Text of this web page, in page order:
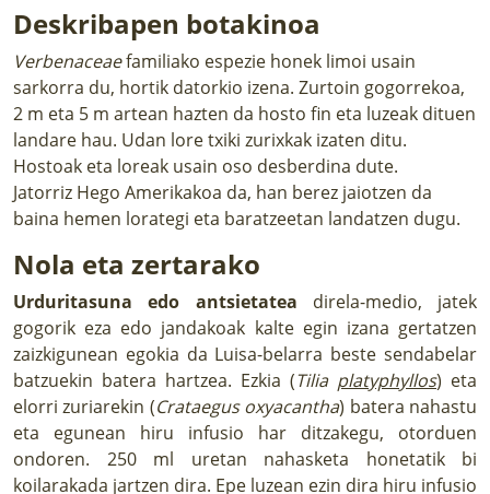
Deskribapen botakinoa
Verbenaceaefamiliako espezie honek limoi usain
sarkorra du, hortik datorkio izena. Zurtoin gogorrekoa,
2 m eta 5 m artean hazten da hosto fin eta luzeak dituen
landare hau. Udan lore txiki zurixkak izaten ditu.
Hostoak eta loreak usain oso desberdina dute.
Jatorriz Hego Amerikakoa da, han berez jaiotzen da
baina hemen lorategi eta baratzeetan landatzen dugu.
Nola eta zertarako
Urduritasuna edo antsietatea direla-medio, jatek
gogorik eza edo jandakoak kalte egin izana gertatzen
zaizkigunean egokia da Luisa-belarra beste sendabelar
batzuekin batera hartzea. Ezkia (Tilia platyphyllos) eta
elorri zuriarekin (Crataegus oxyacantha) batera nahastu
eta egunean hiru infusio har ditzakegu, otorduen
ondoren. 250 ml uretan nahasketa honetatik bi
koilarakada jartzen dira. Epe luzean ezin dira hiru infusio